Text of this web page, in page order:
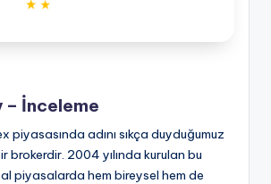
– İnceleme
piyasasında adını sıkça duyduğumuz
brokerdir. 2004 yılında kurulan bu
piyasalarda hem bireysel hem de